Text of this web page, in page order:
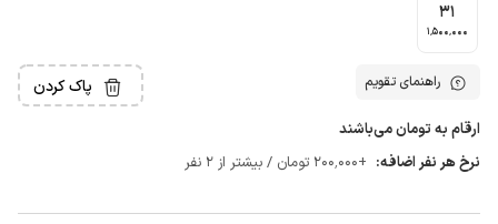
31
1٬500٬000
راهنمای تقویم پاک کردن
ارقام به تومان می‌باشند
نرخ هر نفر اضافه: +200٬000 تومان / بیشتر از 2 نفر